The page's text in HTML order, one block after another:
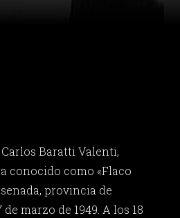
Baratti Valenti,
conocido como «Flaco
provincia de
marzo de 1949. A los 18